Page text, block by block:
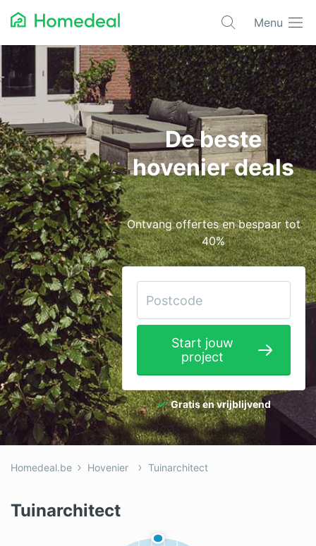
Menu
Populaire projecten
Aannemer
Airco
Alarmsystemen
Architect
Asbest
Bestrating
Cv-ketels
Dakwerken
Elektricien
Gevelwerken
Glas
Hekwerken
Hovenier
Isolatie
Loodgieter
De beste
hovenier deals
Ontvang offertes en bespaar tot
40%
Start jouw
project
Gratis en vrijblijvend
Homedeal.be Hovenier Tuinarchitect
Tuinarchitect